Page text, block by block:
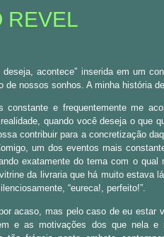
REVEL
acontece” inserida em um
de nossos sonhos. A minha história
constante e frequentemente me
quando você deseja o que
contribuir para a concretização
um dos eventos mais
exatamente do tema com o
da livraria que há muito estava
“eureca!, perfeito!”.
acaso, mas pelo caso de eu estar
e as motivações dos que nela e